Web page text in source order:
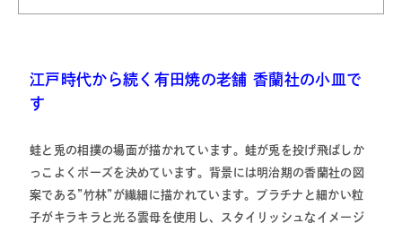
江戸時代から続く有田焼の老舗 香蘭社の小皿で
す
蛙と兎の相撲の場面が描かれています。蛙が兎を投げ飛ばしか
っこよくポーズを決めています。背景には明治期の香蘭社の図
案である”竹林”が繊細に描かれています。プラチナと細かい粒
子がキラキラと光る雲母を使用し、スタイリッシュなイメージ